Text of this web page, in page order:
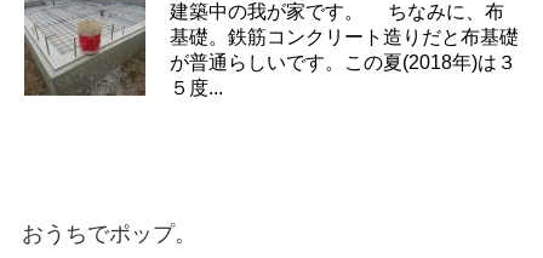
建築中の我が家です。 ちなみに、布
基礎。鉄筋コンクリート造りだと布基礎
が普通らしいです。この夏(2018年)は３
５度...
おうちでポップ。